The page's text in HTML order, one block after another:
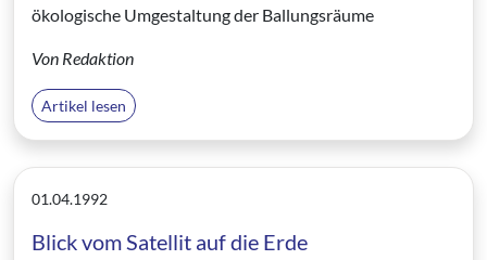
ökologische Umgestaltung der Ballungsräume
Von Redaktion
Artikel lesen
01.04.1992
Blick vom Satellit auf die Erde